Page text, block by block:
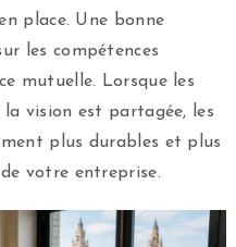
place. Une bonne
les compétences
mutuelle. Lorsque les
vision est partagée, les
plus durables et plus
votre entreprise.